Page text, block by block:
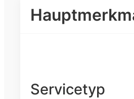
Servicetyp